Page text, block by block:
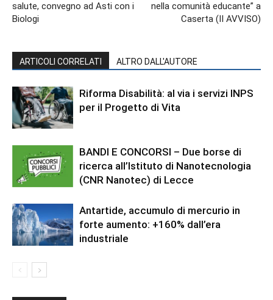
salute, convegno ad Asti con i
Biologi
nella comunità educante” a
Caserta (II AVVISO)
ARTICOLI CORRELATI ALTRO DALL'AUTORE
Riforma Disabilità: al via i servizi INPS
per il Progetto di Vita
BANDI E CONCORSI – Due borse di
ricerca all’Istituto di Nanotecnologia
(CNR Nanotec) di Lecce
Antartide, accumulo di mercurio in
forte aumento: +160% dall’era
industriale